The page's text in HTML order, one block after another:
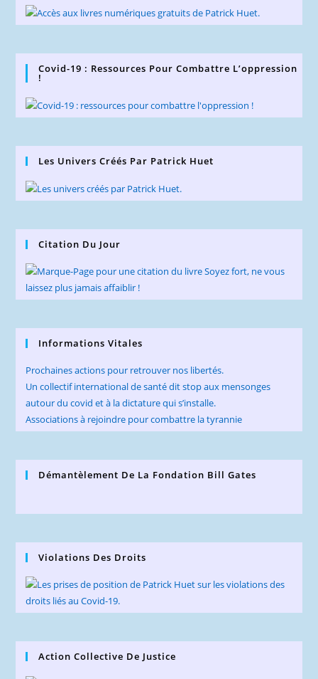
Covid-19 : Ressources Pour Combattre L’oppression
!
Les Univers Créés Par Patrick Huet
Citation Du Jour
Informations Vitales
Prochaines actions pour retrouver nos libertés.
Un collectif international de santé dit stop aux mensonges
autour du covid et à la dictature qui s’installe.
Associations à rejoindre pour combattre la tyrannie
Démantèlement De La Fondation Bill Gates
Violations Des Droits
Action Collective De Justice